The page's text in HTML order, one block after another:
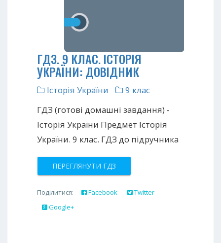
ГДЗ. 9 КЛАС. ІСТОРІЯ
УКРАЇНИ: ДОВІДНИК
Історія України
9 клас
ГДЗ (готові домашні завдання) -
Історія України Предмет Історія
України. 9 клас. ГДЗ до підручника
ПЕРЕГЛЯНУТИ ГДЗ
Поділитися: Facebook
Twitter
Google+